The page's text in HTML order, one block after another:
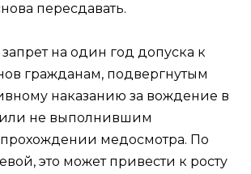
пересдавать.
на один год допуска к
гражданам, подвергнутым
наказанию за вождение в
не выполнившим
медосмотра. По
это может привести к росту